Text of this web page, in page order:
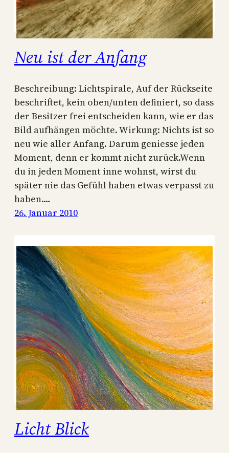
Neu ist der Anfang
Beschreibung: Lichtspirale, Auf der Rückseite
beschriftet, kein oben/unten definiert, so dass
der Besitzer frei entscheiden kann, wie er das
Bild aufhängen möchte. Wirkung: Nichts ist so
neu wie aller Anfang. Darum geniesse jeden
Moment, denn er kommt nicht zurück.Wenn
du in jeden Moment inne wohnst, wirst du
später nie das Gefühl haben etwas verpasst zu
haben.…
26. Januar 2010
Licht Blick